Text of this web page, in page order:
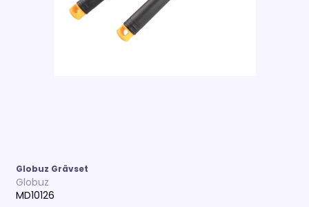
Globuz Grävset
Globuz
MD10126